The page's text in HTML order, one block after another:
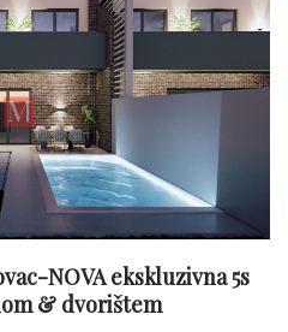
NOVA ekskluzivna 5s
& dvorištem